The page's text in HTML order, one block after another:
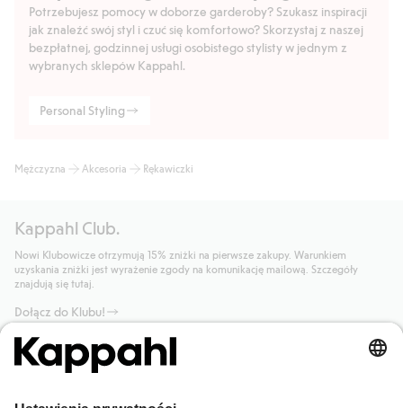
Potrzebujesz pomocy w doborze garderoby? Szukasz inspiracji
jak znaleźć swój styl i czuć się komfortowo? Skorzystaj z naszej
bezpłatnej, godzinnej usługi osobistego stylisty w jednym z
wybranych sklepów Kappahl.
Personal Styling
Mężczyzna Akcesoria Rękawiczki
Kappahl Club.
Nowi Klubowicze otrzymują 15% zniżki na pierwsze zakupy. Warunkiem
uzyskania zniżki jest wyrażenie zgody na komunikację mailową. Szczegóły
znajdują się tutaj.
Dołącz do Klubu!